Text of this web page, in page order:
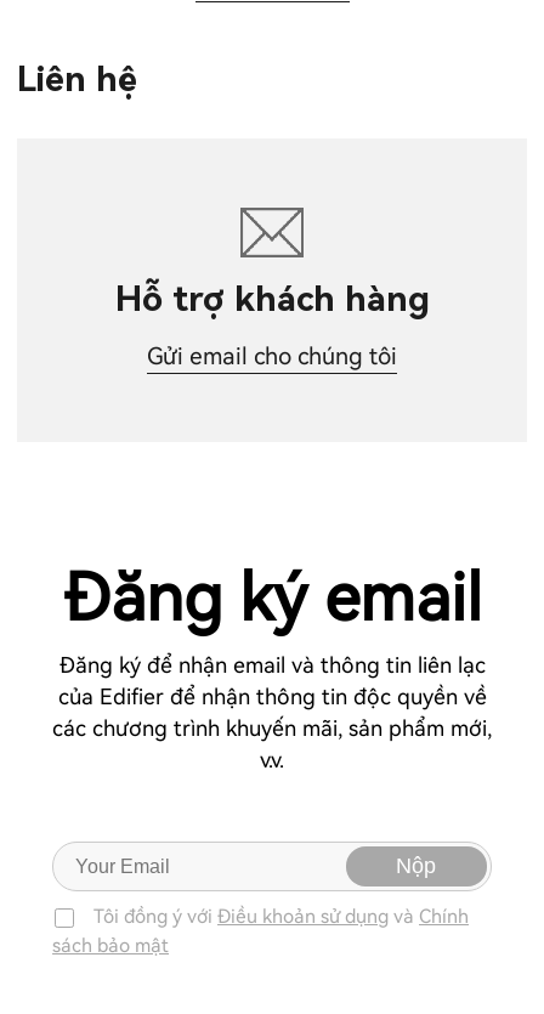
Liên hệ
Hỗ trợ khách hàng
Gửi email cho chúng tôi
Đăng ký email
Đăng ký để nhận email và thông tin liên lạc
của Edifier để nhận thông tin độc quyền về
các chương trình khuyến mãi, sản phẩm mới,
v.v.
Nộp
Tôi đồng ý với Điều khoản sử dụng và Chính
sách bảo mật